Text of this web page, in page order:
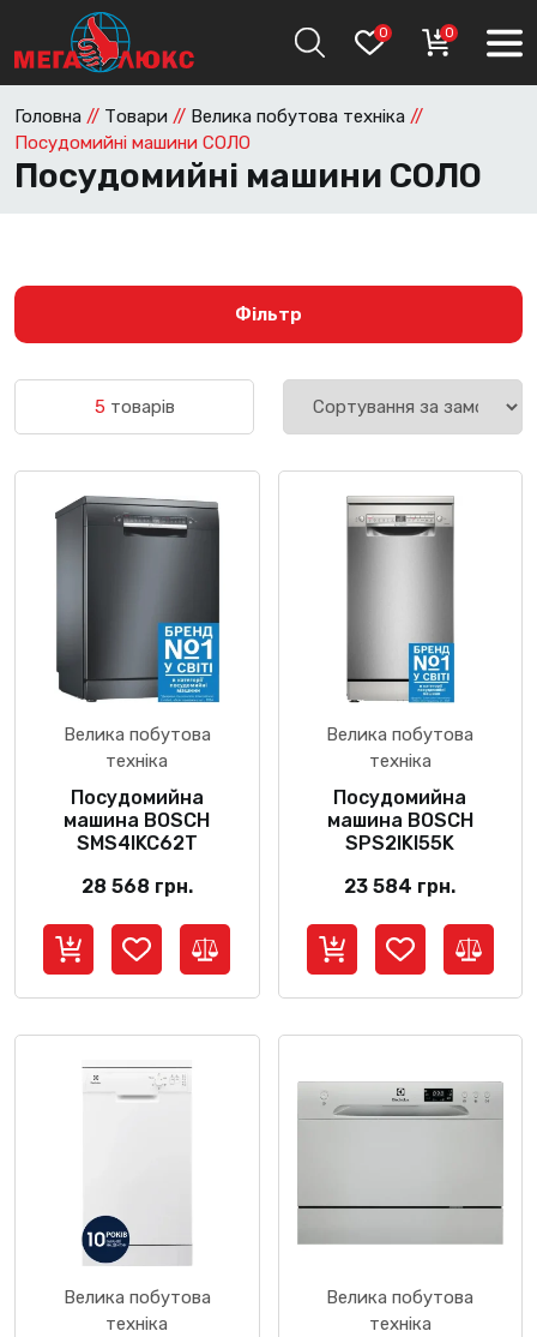
0 0
Головна // Товари // Велика побутова техніка //
Посудомийні машини СОЛО
Посудомийні машини СОЛО
Фільтр
5 товарів
Велика побутова
техніка
Посудомийна
машина BOSCH
SMS4IKC62T
28 568 грн.
Велика побутова
техніка
Посудомийна
машина BOSCH
SPS2IKI55K
23 584 грн.
Велика побутова
техніка
Велика побутова
техніка